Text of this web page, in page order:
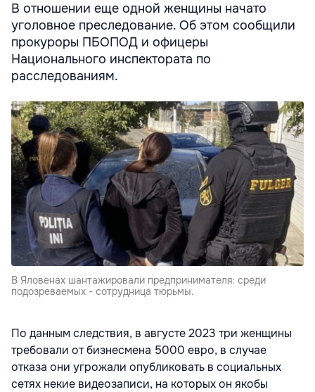
В отношении еще одной женщины начато
уголовное преследование. Об этом сообщили
прокуроры ПБОПОД и офицеры
Национального инспектората по
расследованиям.
В Яловенах шантажировали предпринимателя: среди
подозреваемых - сотрудница тюрьмы.
По данным следствия, в августе 2023 три женщины
требовали от бизнесмена 5000 евро, в случае
отказа они угрожали опубликовать в социальных
сетях некие видеозаписи, на которых он якобы